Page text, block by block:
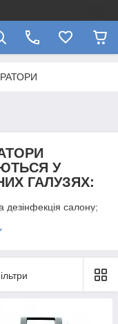
У
ГАЛУЗЯХ:
дезінфекція салону;
лікарських
(харчова